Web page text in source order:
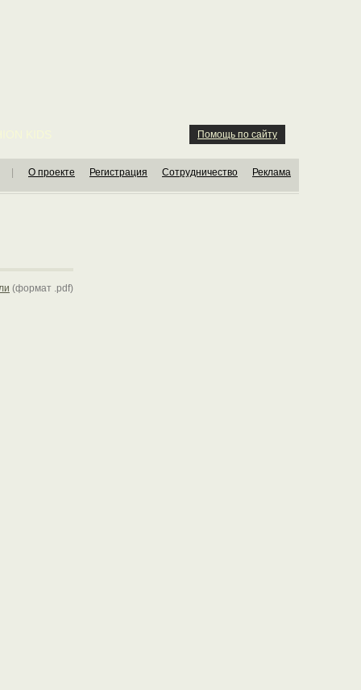
Помощь по сайту
О проекте Регистрация Сотрудничество Реклама
(формат .pdf)